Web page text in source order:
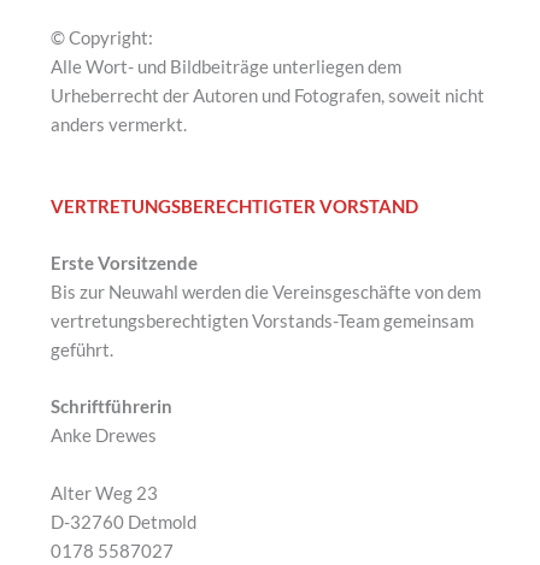
© Copyright:
Alle Wort- und Bildbeiträge unterliegen dem
Urheberrecht der Autoren und Fotografen, soweit nicht
anders vermerkt.
VERTRETUNGSBERECHTIGTER VORSTAND
Erste Vorsitzende
Bis zur Neuwahl werden die Vereinsgeschäfte von dem
vertretungsberechtigten Vorstands-Team gemeinsam
geführt.
Schriftführerin
Anke Drewes
Alter Weg 23
D-32760 Detmold
0178 5587027